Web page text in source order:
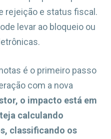
rejeição e status fiscal.
levar ao bloqueio ou
é o primeiro passo
com a nova
o impacto está em
calculando
classificando os